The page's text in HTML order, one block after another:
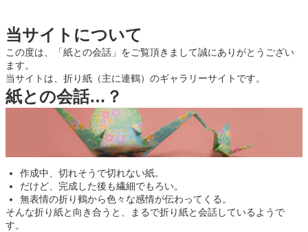
当サイトについて
この度は、「紙との会話」をご覧頂きまして誠にありがとうござい
ます。
当サイトは、折り紙（主に連鶴）のギャラリーサイトです。
紙との会話…？
作成中、切れそうで切れない紙。
だけど、完成した後も繊細でもろい。
無表情の折り鶴から色々な感情が伝わってくる。
そんな折り紙と向き合うと、まるで折り紙と会話しているようで
す。